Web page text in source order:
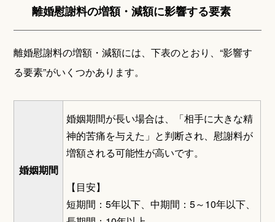
離婚慰謝料の増額・減額に影響する要素
離婚慰謝料の増額・減額には、下表のとおり、“影響す
る要素”がいくつかあります。
婚姻期間
婚姻期間が長い場合は、「相手に大きな精
神的苦痛を与えた」と判断され、慰謝料が
増額される可能性が高いです。
【目安】
短期間：5年以下、中期間：5～10年以下、